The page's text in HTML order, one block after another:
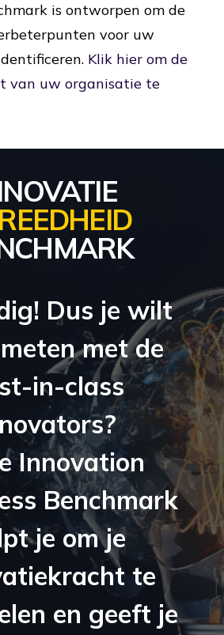
is ontworpen om de
voor uw
Klik hier om de
van uw organisatie te
Dus je wilt
met de
in-class
Innovation
Benchmark
je om je
te
en geeft je